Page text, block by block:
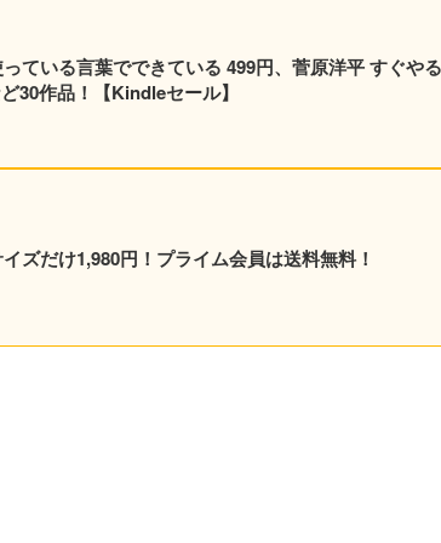
ている言葉でできている 499円、菅原洋平 すぐやる
30作品！【Kindleセール】
ズだけ1,980円！プライム会員は送料無料！